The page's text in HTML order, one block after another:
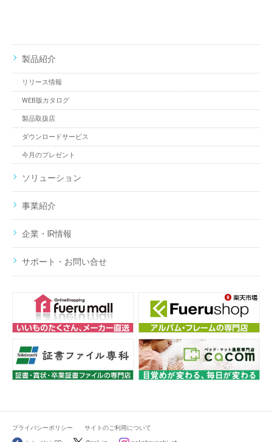
製品紹介
リリース情報
WEB版カタログ
製品取扱店
ダウンロードサービス
今月のプレゼント
ソリューション
事業紹介
企業・IR情報
サポート・お問い合せ
プライバシーポリシー サイトのご利用について